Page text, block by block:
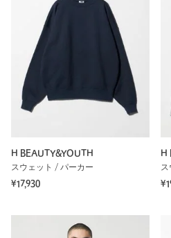
H BEAUTY&YOUTH
スウェット / パーカー
¥17,930
H
ス